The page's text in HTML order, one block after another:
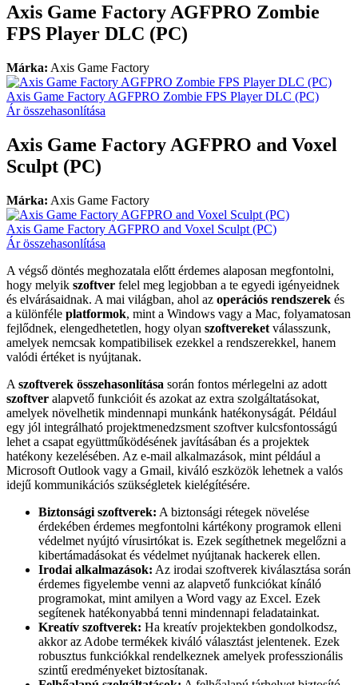
Axis Game Factory AGFPRO Zombie
FPS Player DLC (PC)
Márka: Axis Game Factory
Axis Game Factory AGFPRO Zombie FPS Player DLC (PC)
Ár összehasonlítása
Axis Game Factory AGFPRO and Voxel
Sculpt (PC)
Márka: Axis Game Factory
Axis Game Factory AGFPRO and Voxel Sculpt (PC)
Ár összehasonlítása
A végső döntés meghozatala előtt érdemes alaposan megfontolni,
hogy melyik szoftver felel meg legjobban a te egyedi igényeidnek
és elvárásaidnak. A mai világban, ahol az operációs rendszerek és
a különféle platformok, mint a Windows vagy a Mac, folyamatosan
fejlődnek, elengedhetetlen, hogy olyan szoftvereket válasszunk,
amelyek nemcsak kompatibilisek ezekkel a rendszerekkel, hanem
valódi értéket is nyújtanak.
A szoftverek összehasonlítása során fontos mérlegelni az adott
szoftver alapvető funkcióit és azokat az extra szolgáltatásokat,
amelyek növelhetik mindennapi munkánk hatékonyságát. Például
egy jól integrálható projektmenedzsment szoftver kulcsfontosságú
lehet a csapat együttműködésének javításában és a projektek
hatékony kezelésében. Az e-mail alkalmazások, mint például a
Microsoft Outlook vagy a Gmail, kiváló eszközök lehetnek a valós
idejű kommunikációs szükségletek kielégítésére.
Biztonsági szoftverek: A biztonsági rétegek növelése
érdekében érdemes megfontolni kártékony programok elleni
védelmet nyújtó vírusirtókat is. Ezek segíthetnek megelőzni a
kibertámadásokat és védelmet nyújtanak hackerek ellen.
Irodai alkalmazások: Az irodai szoftverek kiválasztása során
érdemes figyelembe venni az alapvető funkciókat kínáló
programokat, mint amilyen a Word vagy az Excel. Ezek
segítenek hatékonyabbá tenni mindennapi feladatainkat.
Kreatív szoftverek: Ha kreatív projektekben gondolkodsz,
akkor az Adobe termékek kiváló választást jelentenek. Ezek
robusztus funkciókkal rendelkeznek amelyek professzionális
szintű eredményeket biztosítanak.